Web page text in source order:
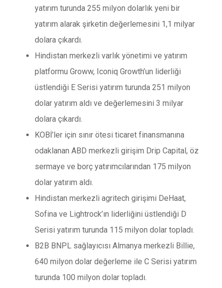
yatırım turunda 255 milyon dolarlık yeni bir
yatırım alarak şirketin değerlemesini 1,1 milyar
dolara çıkardı.
Hindistan merkezli varlık yönetimi ve yatırım
platformu Groww, Iconiq Growth’un liderliği
üstlendiği E Serisi yatırım turunda 251 milyon
dolar yatırım aldı ve değerlemesini 3 milyar
dolara çıkardı.
KOBİ’ler için sınır ötesi ticaret finansmanına
odaklanan ABD merkezli girişim Drip Capital, öz
sermaye ve borç yatırımcılarından 175 milyon
dolar yatırım aldı.
Hindistan merkezli agritech girişimi DeHaat,
Sofina ve Lightrock’ın liderliğini üstlendiği D
Serisi yatırım turunda 115 milyon dolar topladı.
B2B BNPL sağlayıcısı Almanya merkezli Billie,
640 milyon dolar değerleme ile C Serisi yatırım
turunda 100 milyon dolar topladı.